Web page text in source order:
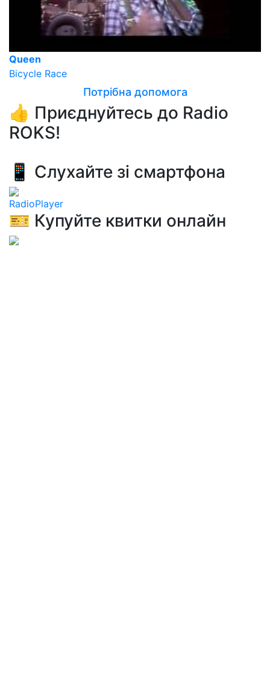
Queen
Bicycle Race
Потрібна допомога
👍 Приєднуйтесь до Radio
ROKS!
📱 Слухайте зі смартфона
RadioPlayer
🎫 Купуйте квитки онлайн